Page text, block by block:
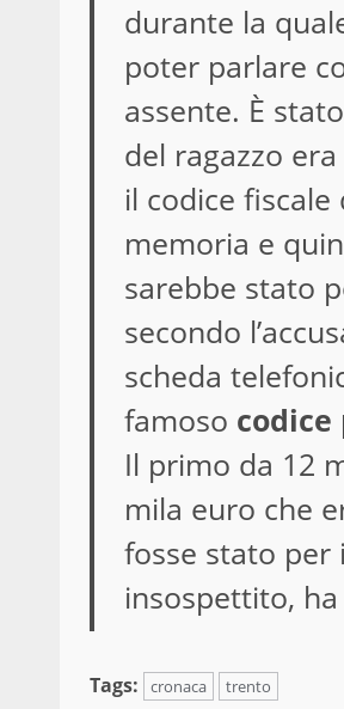
durante la
poter parlare
assente. È
del ragazzo
il codice
memoria e
sarebbe stato
secondo
scheda
famoso codice
Il primo da 12
mila euro che
fosse stato per
insospettito,
Tags: cronaca trento